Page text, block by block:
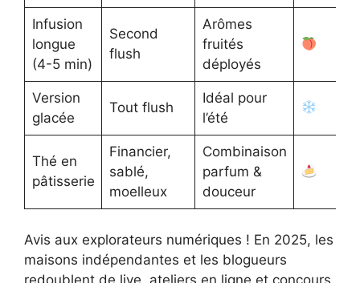
Infusion
longue
(4-5 min)
Second
flush
Arômes
fruités
déployés
Version
glacée
Tout flush
Idéal pour
l’été
Thé en
pâtisserie
Financier,
sablé,
moelleux
Combinaison
parfum &
douceur
Avis aux explorateurs numériques ! En 2025, les
maisons indépendantes et les blogueurs
redoublent de live, ateliers en ligne et concours